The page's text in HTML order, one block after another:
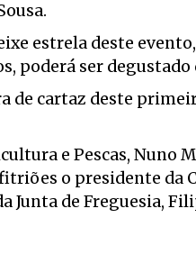
estrela deste
poderá ser
de cartaz deste
e Pescas, Nuno
o presidente da
Junta de Freguesia,